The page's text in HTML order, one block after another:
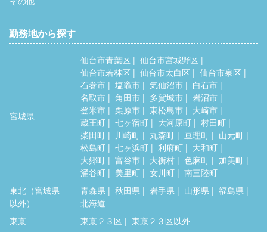
勤務地から探す
宮城県
仙台市青葉区
仙台市宮城野区
仙台市若林区
仙台市太白区
仙台市泉区
石巻市
塩竈市 気仙沼市
白石市
名取市
角田市 多賀城市
岩沼市
登米市
栗原市 東松島市
大崎市
蔵王町
七ヶ宿町 大河原町
村田町
柴田町
川崎町 丸森町 亘理町
山元町
松島町
七ヶ浜町 利府町
大和町
大郷町
富谷市 大衡村 色麻町
加美町
涌谷町
美里町 女川町
南三陸町
東北（宮城県
以外）
青森県 秋田県 岩手県 山形県
福島県
北海道
東京
東京２３区 東京２３区以外